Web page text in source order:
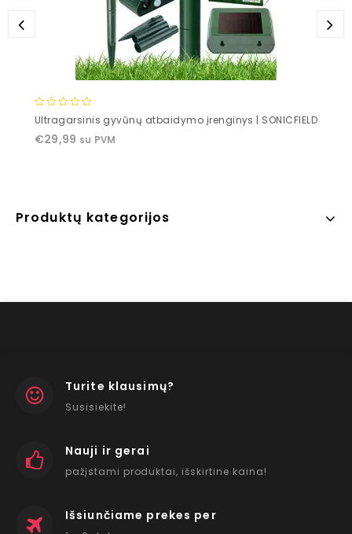
0
of
Ultragarsinis gyvūnų atbaidymo įrenginys | SONICFIELD
€29,99 su PVM
Produktų kategorijos
Turite klausimų?
Susisiekite!
Nauji ir gerai
pažįstami produktai, išskirtine kaina!
Išsiunčiame prekes per